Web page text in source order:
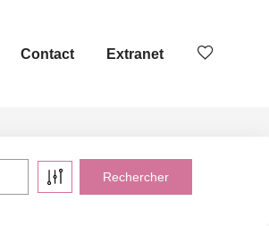
Contact Extranet